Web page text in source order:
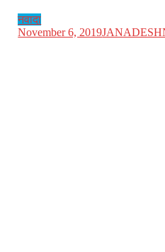
नवादा
November 6, 2019